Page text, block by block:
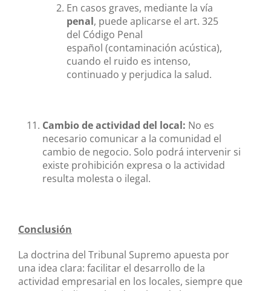
En casos graves, mediante la vía
penal, puede aplicarse el art. 325
del Código Penal
español (contaminación acústica),
cuando el ruido es intenso,
continuado y perjudica la salud.
Cambio de actividad del local: No es
necesario comunicar a la comunidad el
cambio de negocio. Solo podrá intervenir si
existe prohibición expresa o la actividad
resulta molesta o ilegal.
Conclusión
La doctrina del Tribunal Supremo apuesta por
una idea clara: facilitar el desarrollo de la
actividad empresarial en los locales, siempre que